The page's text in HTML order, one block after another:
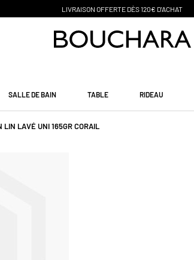
PAIEMENT EN 3 SANS FRAIS
SALLE DE BAIN TABLE RIDEAU
LIN LAVÉ UNI 165GR CORAIL